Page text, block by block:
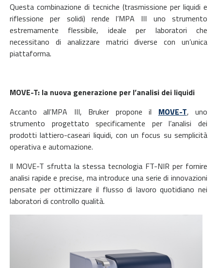
Questa combinazione di tecniche (trasmissione per liquidi e
riflessione per solidi) rende l’MPA III uno strumento
estremamente flessibile, ideale per laboratori che
necessitano di analizzare matrici diverse con un’unica
piattaforma.
MOVE-T: la nuova generazione per l’analisi dei liquidi
Accanto all’MPA III, Bruker propone il MOVE-T, uno
strumento progettato specificamente per l’analisi dei
prodotti lattiero-caseari liquidi, con un focus su semplicità
operativa e automazione.
Il MOVE-T sfrutta la stessa tecnologia FT-NIR per fornire
analisi rapide e precise, ma introduce una serie di innovazioni
pensate per ottimizzare il flusso di lavoro quotidiano nei
laboratori di controllo qualità.